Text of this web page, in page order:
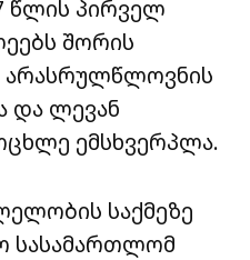
წლის პირველ
შორის
არასრულწლოვნის
და ლევან
ემსხვერპლა.
საქმეზე
სასამართლომ